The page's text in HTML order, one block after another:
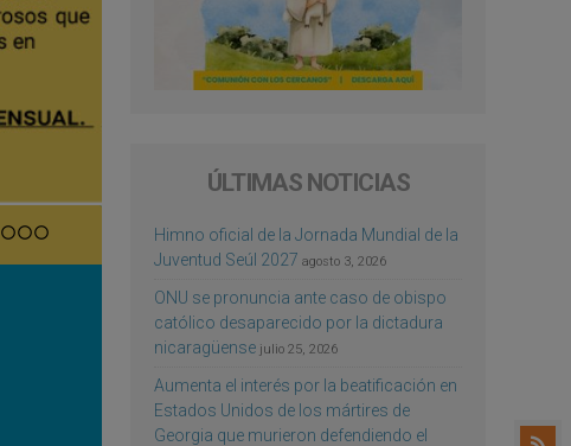
ÚLTIMAS NOTICIAS
Himno oficial de la Jornada Mundial de la
Juventud Seúl 2027 agosto 3, 2026
ONU se pronuncia ante caso de obispo
católico desaparecido por la dictadura
nicaragüense julio 25, 2026
Aumenta el interés por la beatificación en
Estados Unidos de los mártires de
Georgia que murieron defendiendo el